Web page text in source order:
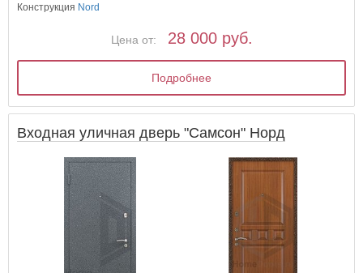
Конструкция Nord
Цена от: 28 000 руб.
Подробнее
Входная уличная дверь "Самсон" Норд